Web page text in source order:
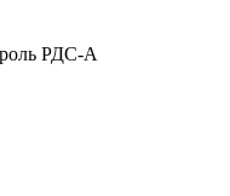
РДС-А